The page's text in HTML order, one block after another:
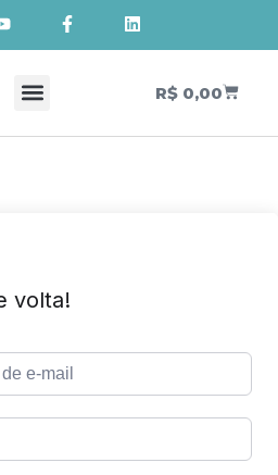
R$0,00
volta!